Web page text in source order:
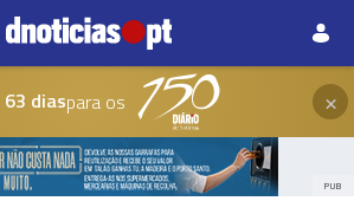
63 diaspara os ×
PUB